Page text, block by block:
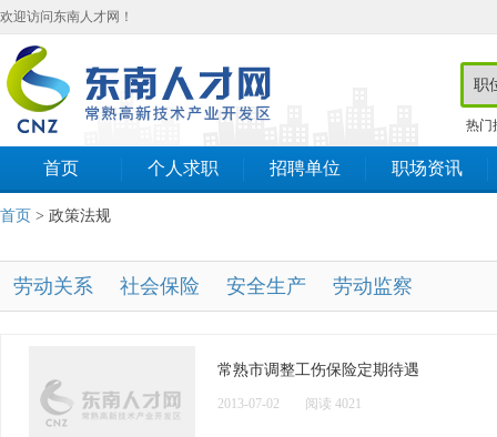
欢迎访问东南人才网！
热门
首页 个人求职 招聘单位 职场资讯
首页 > 政策法规
劳动关系 社会保险 安全生产 劳动监察
常熟市调整工伤保险定期待遇
2013-07-02 阅读 4021